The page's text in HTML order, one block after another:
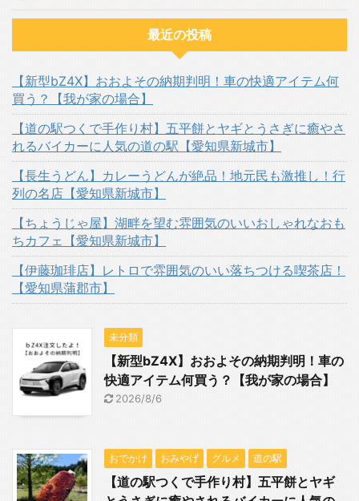
最近の投稿
【新型bZ4X】おおよその納期判明！車の快適アイテム何
買う？【我が家の場合】
【道の駅つくで手作り村】五平餅とヤギとうさぎに癒やさ
れるバイカーに人気の道の駅【愛知県新城市】
【長生うどん】カレーうどんが絶品！地元民も激推し！行
列の名店【愛知県新城市】
【ちょうじゃ屋】湖畔を望む雰囲気のいいおしゃれなおも
ちカフェ【愛知県新城市】
【伊藤珈琲店】レトロで雰囲気のいい落ちつける喫茶店！
【愛知県蒲郡市】
未分類
【新型bZ4X】おおよその納期判明！車の
快適アイテム何買う？【我が家の場合】
2026/8/6
おでかけ おみやげ グルメ 道の駅
【道の駅つくで手作り村】五平餅とヤギ